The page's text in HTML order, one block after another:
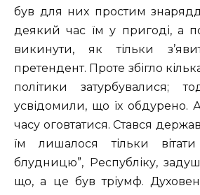
був для них простим
деякий час їм у пригоді, а
викинути, як тільки
претендент. Проте збігло
політики затурбувалися;
усвідомили, що їх обдурено.
часу оговтатися. Стався
їм лишалося тільки
блудницю”, Республіку,
що, а це був тріумф.